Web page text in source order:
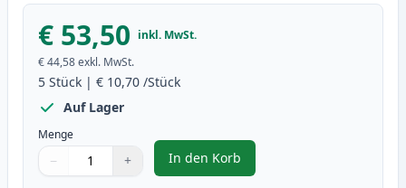
€ 53,50 inkl. MwSt.
€ 44,58exkl. MwSt.
5 Stück | € 10,70 /Stück
Auf Lager
Menge
Verwenden Sie die Tasten, um anzupassen
− +
1
In den Korb
, 5 stück Canon PGI-580XXL &